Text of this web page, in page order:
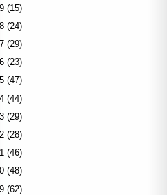
(15)
(24)
(29)
(23)
(47)
(44)
(29)
(28)
(46)
(48)
(62)